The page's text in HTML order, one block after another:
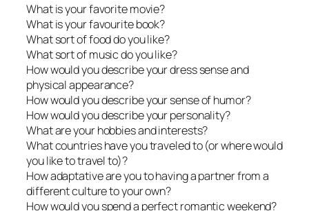
What is your favorite movie?
What is your favourite book?
What sort of food do you like?
What sort of music do you like?
How would you describe your dress sense and
physical appearance?
How would you describe your sense of humor?
How would you describe your personality?
What are your hobbies and interests?
What countries have you traveled to (or where would
you like to travel to)?
How adaptative are you to having a partner from a
different culture to your own?
How would you spend a perfect romantic weekend?